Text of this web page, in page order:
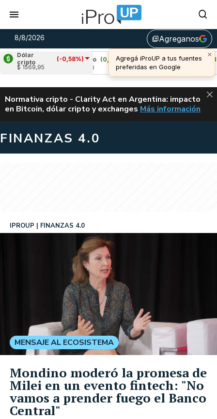
8/8/2026 library_addAgreganos
Dólar
cripto
(-0,58%)
$ 1569,95
Cardano (0,65%)
Avalanche
(1,51%)
u$s 6,54
ALERTA
Normativa cripto - Clarity Act en Argentina: impacto
en Bitcoin, dólar cripto y exchanges CLARITY ACT EN
Más información
FINANZAS 4.0
IPROUP FINANZAS 4.0
MENSAJE AL ECOSISTEMA
Mondino moderó la promesa de
Milei en un evento fintech: "No
vamos a prender fuego el Banco
Central"